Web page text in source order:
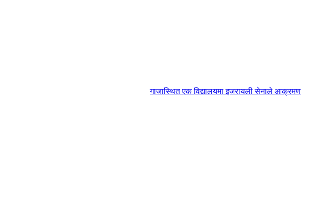
गाजास्थित एक विद्यालयमा इजरायली सेनाले आक्रमण